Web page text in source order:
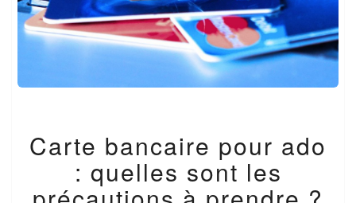
BANCAIRE
POUR
ADO
Carte bancaire pour ado
: quelles sont les